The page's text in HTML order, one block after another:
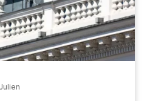
Julien